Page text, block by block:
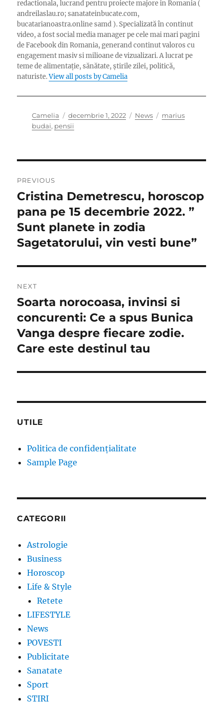
redactionala, lucrand pentru proiecte majore in Romania (
andreilaslau.ro; sanatateinbucate.com,
bucatarianoastra.online samd ). Specializată în continut
video, a fost social media manager pe cele mai mari pagini
de Facebook din Romania, generand continut valoros cu
engagement masiv si milioane de vizualizari. A lucrat pe
teme de alimentație, sănătate, știrile zilei, politică,
naturiste.View all posts by Camelia
Author
Camelia
Posted
on
decembrie 1, 2022 Categories
News Tags
marius
budai, pensii
în
articole
PREVIOUS
Previous
post:
Cristina Demetrescu, horoscop
pana pe 15 decembrie 2022. ”
Sunt planete in zodia
Sagetatorului, vin vesti bune”
NEXT
Next
post:
Soarta norocoasa, invinsi si
concurenti: Ce a spus Bunica
Vanga despre fiecare zodie.
Care este destinul tau
UTILE
Politica de confidențialitate
Sample Page
CATEGORII
Astrologie
Business
Horoscop
Life & Style
Retete
LIFESTYLE
News
POVESTI
Publicitate
Sanatate
Sport
STIRI